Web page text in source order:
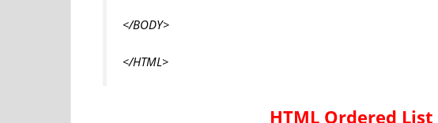
</BODY>
</HTML>
HTML Ordered List